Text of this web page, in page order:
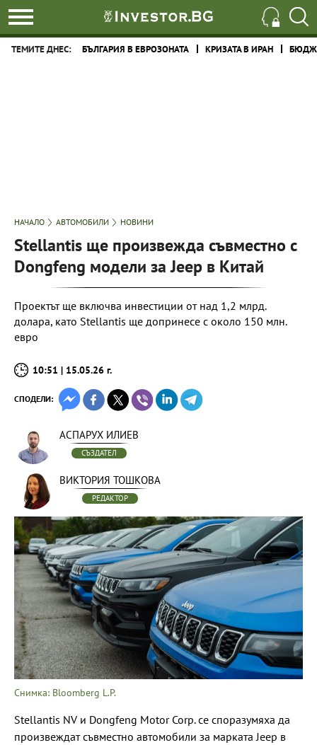
ТЕМИТЕ ДНЕС: БЪЛГАРИЯ В ЕВРОЗОНАТА КРИЗАТА В ИРАН
НАЧАЛО АВТОМОБИЛИ НОВИНИ
Stellantis ще произвежда съвместно с
Dongfeng модели за Jeep в Китай
Проектът ще включва инвестиции от над 1,2 млрд.
долара, като Stellantis ще допринесе с около 150 млн.
евро
10:51 | 15.05.26 г.
СПОДЕЛИ:
АСПАРУХ ИЛИЕВ
СЪЗДАТЕЛ
ВИКТОРИЯ ТОШКОВА
РЕДАКТОР
Снимка: Bloomberg L.P.
Stellantis NV и Dongfeng Motor Corp. се споразумяха да
произвеждат съвместно автомобили за марката Jeep в